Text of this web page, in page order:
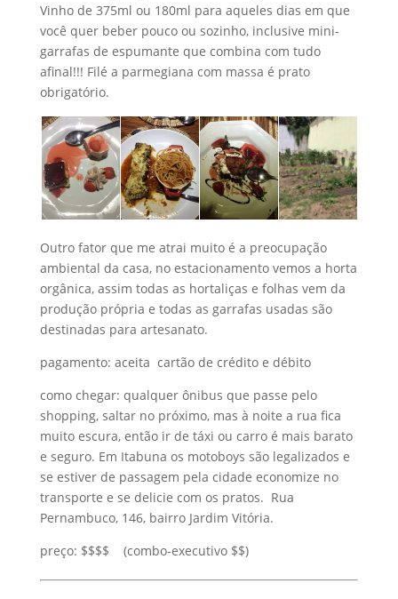
Vinho de 375ml ou 180ml para aqueles dias em que
você quer beber pouco ou sozinho, inclusive mini-
garrafas de espumante que combina com tudo
afinal!!! Filé a parmegiana com massa é prato
obrigatório.
Outro fator que me atrai muito é a preocupação
ambiental da casa, no estacionamento vemos a horta
orgânica, assim todas as hortaliças e folhas vem da
produção própria e todas as garrafas usadas são
destinadas para artesanato.
pagamento: aceita cartão de crédito e débito
como chegar: qualquer ônibus que passe pelo
shopping, saltar no próximo, mas à noite a rua fica
muito escura, então ir de táxi ou carro é mais barato
e seguro. Em Itabuna os motoboys são legalizados e
se estiver de passagem pela cidade economize no
transporte e se delicie com os pratos. Rua
Pernambuco, 146, bairro Jardim Vitória.
preço: $$$$ (combo-executivo $$)